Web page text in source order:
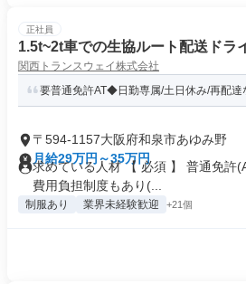
正社員
1.5t~2t車での生協ルート配送ドラ
関西トランスウェイ株式会社
要普通免許AT◆日勤専属/土日休み/再配達
〒594-1157大阪府和泉市あゆみ野
月給29万円～35万円
求めている人材 【 必須 】 普通免許
費用負担制度もあり(...
制服あり 業界未経験歓迎 +21個